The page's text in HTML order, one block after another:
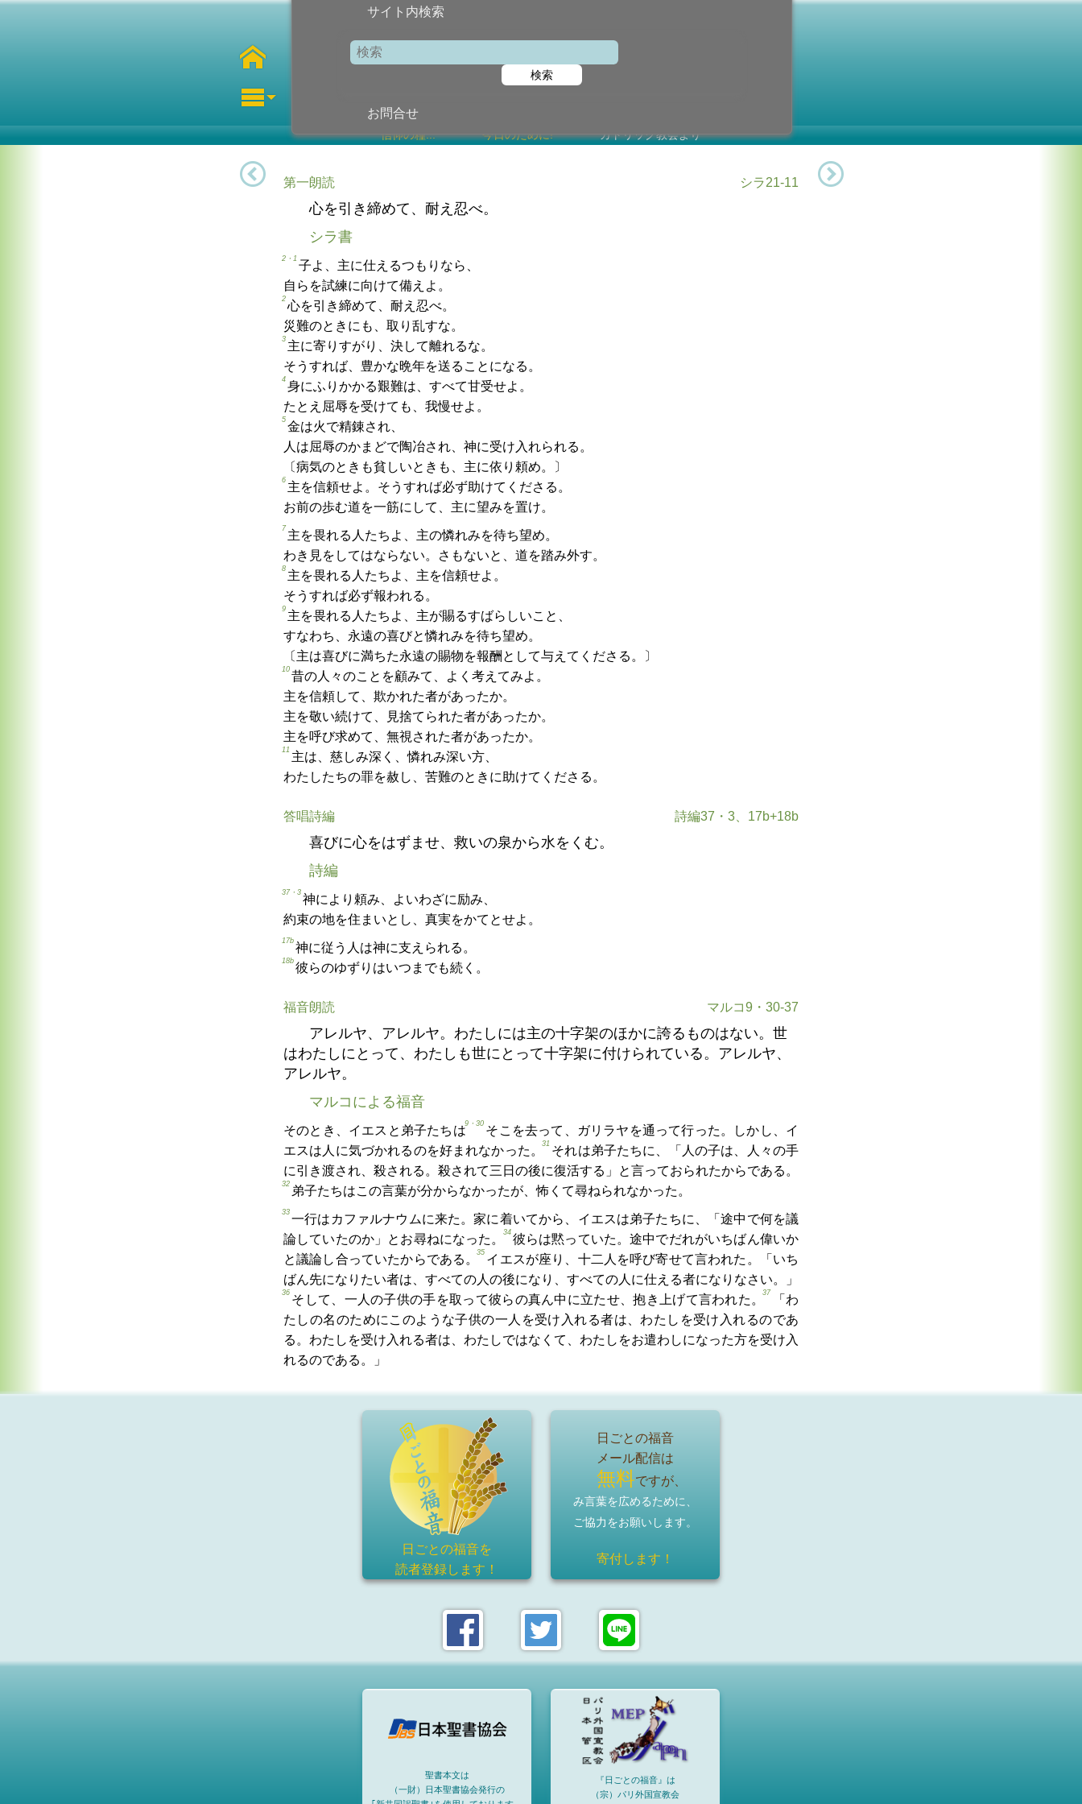
サイト内検索
検索
お問合せ
信仰の糧... 今日のために! カトリック教会より
第一朗読 シラ21-11
心を引き締めて、耐え忍べ。
シラ書
2・1
子よ、主に仕えるつもりなら、
自らを試練に向けて備えよ。
2
心を引き締めて、耐え忍べ。
災難のときにも、取り乱すな。
3
主に寄りすがり、決して離れるな。
そうすれば、豊かな晩年を送ることになる。
4
身にふりかかる艱難は、すべて甘受せよ。
たとえ屈辱を受けても、我慢せよ。
5
金は火で精錬され、
人は屈辱のかまどで陶冶され、神に受け入れられる。
〔病気のときも貧しいときも、主に依り頼め。〕
6
主を信頼せよ。そうすれば必ず助けてくださる。
お前の歩む道を一筋にして、主に望みを置け。
7
主を畏れる人たちよ、主の憐れみを待ち望め。
わき見をしてはならない。さもないと、道を踏み外す。
8
主を畏れる人たちよ、主を信頼せよ。
そうすれば必ず報われる。
9
主を畏れる人たちよ、主が賜るすばらしいこと、
すなわち、永遠の喜びと憐れみを待ち望め。
〔主は喜びに満ちた永遠の賜物を報酬として与えてくださる。〕
10
昔の人々のことを顧みて、よく考えてみよ。
主を信頼して、欺かれた者があったか。
主を敬い続けて、見捨てられた者があったか。
主を呼び求めて、無視された者があったか。
11
主は、慈しみ深く、憐れみ深い方、
わたしたちの罪を赦し、苦難のときに助けてくださる。
答唱詩編 詩編37・3、17b+18b
喜びに心をはずませ、救いの泉から水をくむ。
詩編
37・3
神により頼み、よいわざに励み、
約束の地を住まいとし、真実をかてとせよ。
17b
神に従う人は神に支えられる。
18b
彼らのゆずりはいつまでも続く。
福音朗読 マルコ9・30-37
アレルヤ、アレルヤ。わたしには主の十字架のほかに誇るものはない。世
はわたしにとって、わたしも世にとって十字架に付けられている。アレルヤ、
アレルヤ。
マルコによる福音
そのとき、イエスと弟子たちは
9・30
そこを去って、ガリラヤを通って行った。しかし、イ
エスは人に気づかれるのを好まれなかった。
31
それは弟子たちに、「人の子は、人々の手
に引き渡され、殺される。殺されて三日の後に復活する」と言っておられたからである。
32
弟子たちはこの言葉が分からなかったが、怖くて尋ねられなかった。
33
一行はカファルナウムに来た。家に着いてから、イエスは弟子たちに、「途中で何を議
論していたのか」とお尋ねになった。
34
彼らは黙っていた。途中でだれがいちばん偉いか
と議論し合っていたからである。
35
イエスが座り、十二人を呼び寄せて言われた。「いち
ばん先になりたい者は、すべての人の後になり、すべての人に仕える者になりなさい。」
36
そして、一人の子供の手を取って彼らの真ん中に立たせ、抱き上げて言われた。
37
「わ
たしの名のためにこのような子供の一人を受け入れる者は、わたしを受け入れるのであ
る。わたしを受け入れる者は、わたしではなくて、わたしをお遣わしになった方を受け入
れるのである。」
日ごとの福音を
読者登録します！
日ごとの福音
メール配信は
無料ですが、
み言葉を広めるために、
ご協力をお願いします。
寄付します！
聖書本文は
（一財）日本聖書協会発行の
『日ごとの福音』は
（宗）パリ外国宣教会